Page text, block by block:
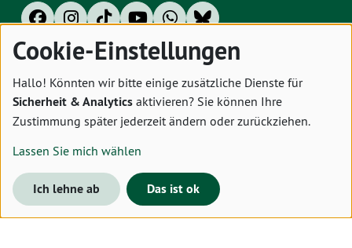
Impressum Datenschutz Cookies
Cookie-Einstellungen
Hallo! Könnten wir bitte einige zusätzliche Dienste für
Sicherheit & Analytics aktivieren? Sie können Ihre
Zustimmung später jederzeit ändern oder zurückziehen.
Lassen Sie mich wählen
Ich lehne ab Das ist ok